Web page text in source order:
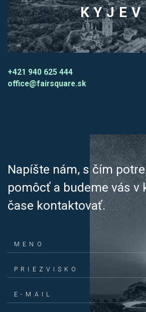
KYJEV
+421 940 625 444
office@fairsquare.sk
Napíšte nám, s čím
pomôcť a budeme vás v
čase kontaktovať.
MENO
PRIEZVISKO
E-MAIL